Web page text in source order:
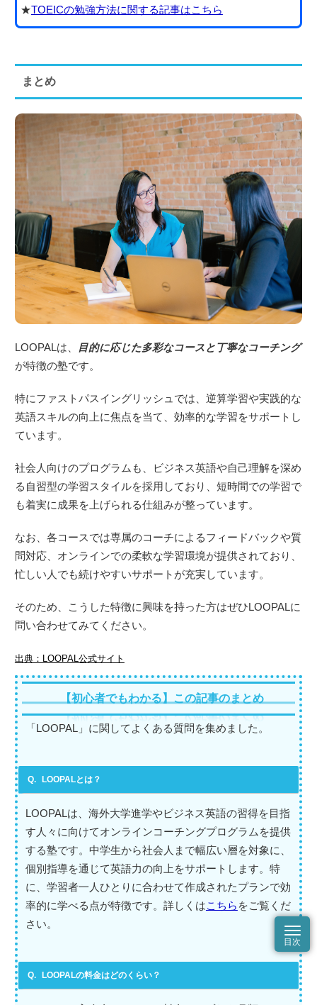
★TOEICの勉強方法に関する記事はこちら
まとめ
LOOPALは、
目的に応じた多彩なコースと丁寧なコーチング
が特徴の塾です。
特にファストパスイングリッシュでは、逆算学習や実践的な
英語スキルの向上に焦点を当て、効率的な学習をサポートし
ています。
社会人向けのプログラムも、ビジネス英語や自己理解を深め
る自習型の学習スタイルを採用しており、短時間での学習で
も着実に成果を上げられる仕組みが整っています。
なお、各コースでは専属のコーチによるフィードバックや質
問対応、オンラインでの柔軟な学習環境が提供されており、
忙しい人でも続けやすいサポートが充実しています。
そのため、こうした特徴に興味を持った方はぜひLOOPALに
問い合わせてみてください。
出典：LOOPAL公式サイト
【初心者でもわかる】この記事のまとめ
「LOOPAL」に関してよくある質問を集めました。
LOOPALとは？
LOOPALは、海外大学進学やビジネス英語の習得を目指
す人々に向けてオンラインコーチングプログラムを提供
する塾です。中学生から社会人まで幅広い層を対象に、
個別指導を通じて英語力の向上をサポートします。特
に、学習者一人ひとりに合わせて作成されたプランで効
率的に学べる点が特徴です。詳しくはこちら をご覧くだ
さい。
LOOPALの料金はどのくらい？